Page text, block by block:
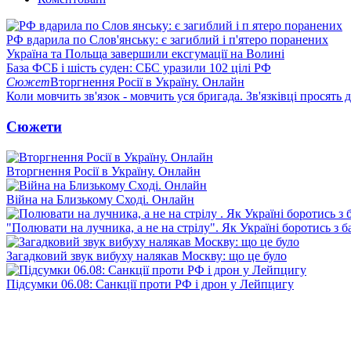
РФ вдарила по Слов'янську: є загиблий і п'ятеро поранених
Україна та Польща завершили ексгумації на Волині
База ФСБ і шість суден: СБС уразили 102 цілі РФ
СюжетВторгнення Росії в Україну. Онлайн
Коли мовчить зв'язок - мовчить уся бригада. Зв'язківці просять
Сюжети
Вторгнення Росії в Україну. Онлайн
Війна на Близькому Сході. Онлайн
"Полювати на лучника, а не на стрілу". Як Україні боротись з
Загадковий звук вибуху налякав Москву: що це було
Підсумки 06.08: Санкції проти РФ і дрон у Лейпцигу